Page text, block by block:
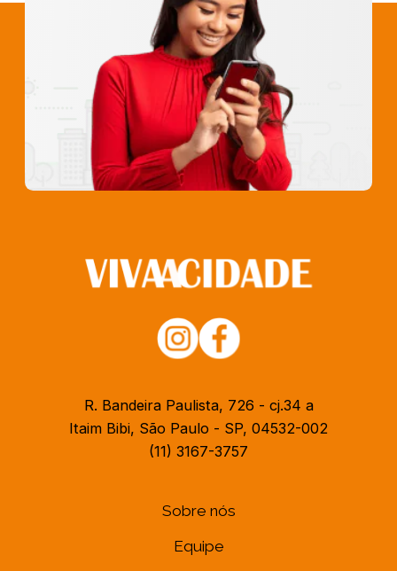
R. Bandeira Paulista, 726 - cj.34 a
Itaim Bibi, São Paulo - SP, 04532-002
(11) 3167-3757
Sobre nós
Equipe